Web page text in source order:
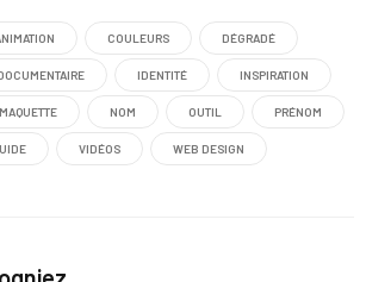
COULEURS DÉGRADÉ
IDENTITÉ INSPIRATION
MAQUETTE NOM OUTIL PRÉNOM
VIDÉOS WEB DESIGN